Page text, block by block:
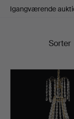
Madrid's starting
bookshelf
century. Add to
including a
brooch, an
Johansson's
sky, a pair of
Igangværende
SlutpriserSorter